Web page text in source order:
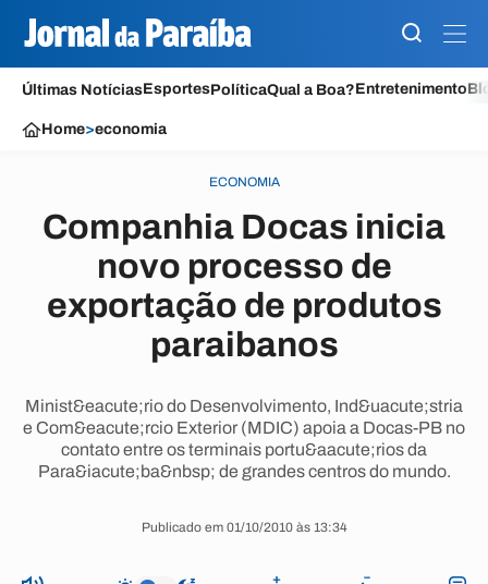
Últimas NotíciasEsportesPolíticaQual a Boa?Entretenimento
Home>economia
ECONOMIA
Companhia Docas inicia
novo processo de
exportação de produtos
paraibanos
Minist&eacute;rio do Desenvolvimento, Ind&uacute;stria
e Com&eacute;rcio Exterior (MDIC) apoia a Docas-PB no
contato entre os terminais portu&aacute;rios da
Para&iacute;ba&nbsp; de grandes centros do mundo.
Publicado em 01/10/2010 às 13:34